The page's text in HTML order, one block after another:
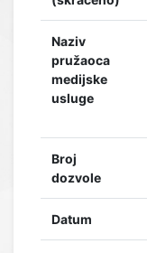
Naziv
pružaoca
medijske
usluge
Broj
dozvole
Datum